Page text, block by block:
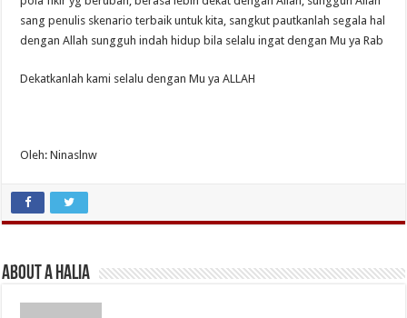
sang penulis skenario terbaik untuk kita, sangkut pautkanlah segala hal
dengan Allah sungguh indah hidup bila selalu ingat dengan Mu ya Rab
Dekatkanlah kami selalu dengan Mu ya ALLAH
Oleh: Ninaslnw
About A Halia